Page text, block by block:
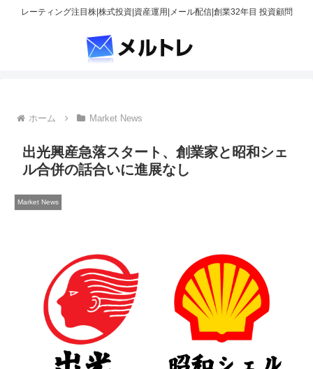
レーティング注目株|株式投資|資産運用|メール配信|創業32年目 投資顧問
ホーム Market News
出光興産急落スタート、創業家と昭和シェ
ル合併の話合いに進展なし
Market News